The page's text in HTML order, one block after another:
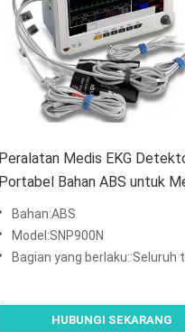
Peralatan Medis EKG
Portabel Bahan ABS untuk
Rumah
Bahan:ABS
Model:SNP900N
Bagian yang berlaku::Seluruh
HUBUNGI SEKARANG